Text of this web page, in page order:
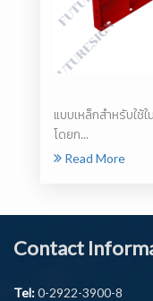
แบบเหล็กสำหรับใช้
โดยก...
Read More
Contact
Tel:0-2922-3900-8